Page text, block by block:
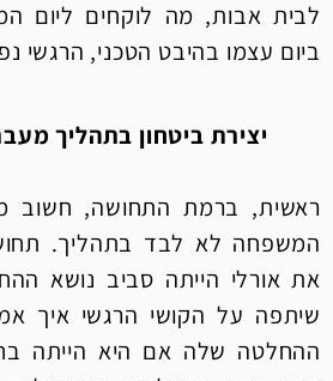
לבית אבות, מה לוקחים ליום
ביום עצמו בהיבט הטכני, הרגשי
יצירת ביטחון בתהליך
ראשית, ברמת התחושה, חשוב
המשפחה לא לבד בתהליך.
את אורלי הייתה סביב נושא
שיתפה על הקושי הרגשי איך
ההחלטה שלה אם היא הייתה